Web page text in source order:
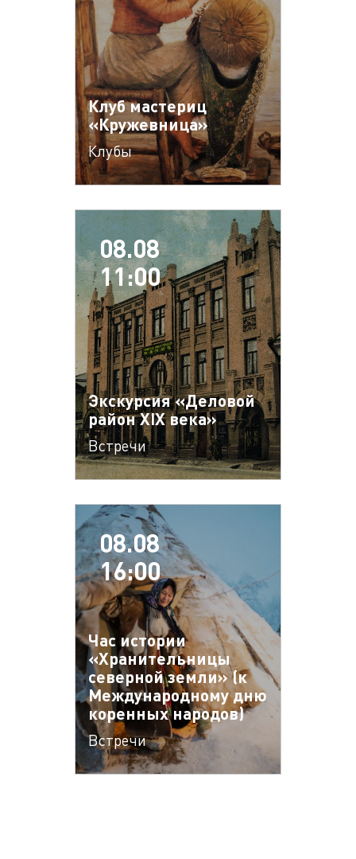
Клуб мастериц
«Кружевница»
Клубы
08.08
11:00
Экскурсия «Деловой
район XIX века»
Встречи
08.08
16:00
Час истории
«Хранительницы
северной земли» (к
Международному дню
коренных народов)
Встречи